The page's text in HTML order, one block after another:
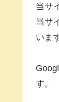
当サ
当サ
いま
す。